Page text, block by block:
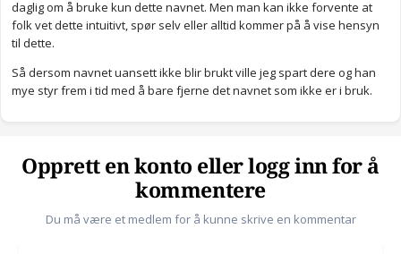
daglig om å bruke kun dette navnet. Men man kan ikke forvente at
folk vet dette intuitivt, spør selv eller alltid kommer på å vise hensyn
til dette.
Så dersom navnet uansett ikke blir brukt ville jeg spart dere og han
mye styr frem i tid med å bare fjerne det navnet som ikke er i bruk.
Opprett en konto eller logg inn for å
kommentere
Du må være et medlem for å kunne skrive en kommentar